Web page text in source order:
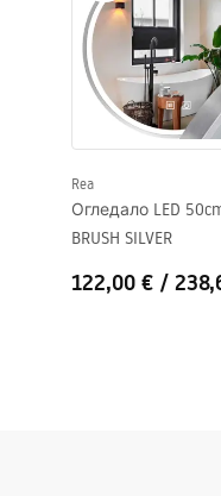
Капацитет
Покритие
Гаранция
Rea
Огледало LED
BRUSH SILVER
122,00 € /